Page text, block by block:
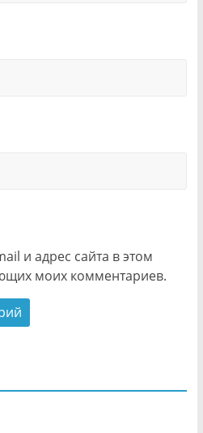
и адрес сайта в этом
моих комментариев.